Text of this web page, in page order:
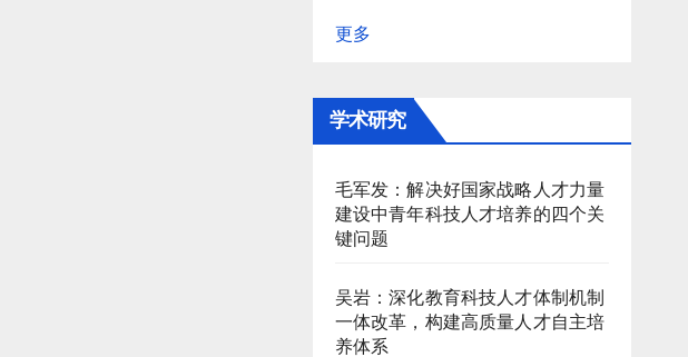
更多
学术研究
毛军发：解决好国家战略人才力量
建设中青年科技人才培养的四个关
键问题
吴岩：深化教育科技人才体制机制
一体改革，构建高质量人才自主培
养体系